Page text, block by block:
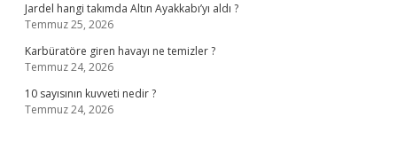
Jardel hangi takımda Altın Ayakkabı’yı aldı ?
Temmuz 25, 2026
Karbüratöre giren havayı ne temizler ?
Temmuz 24, 2026
10 sayısının kuvveti nedir ?
Temmuz 24, 2026